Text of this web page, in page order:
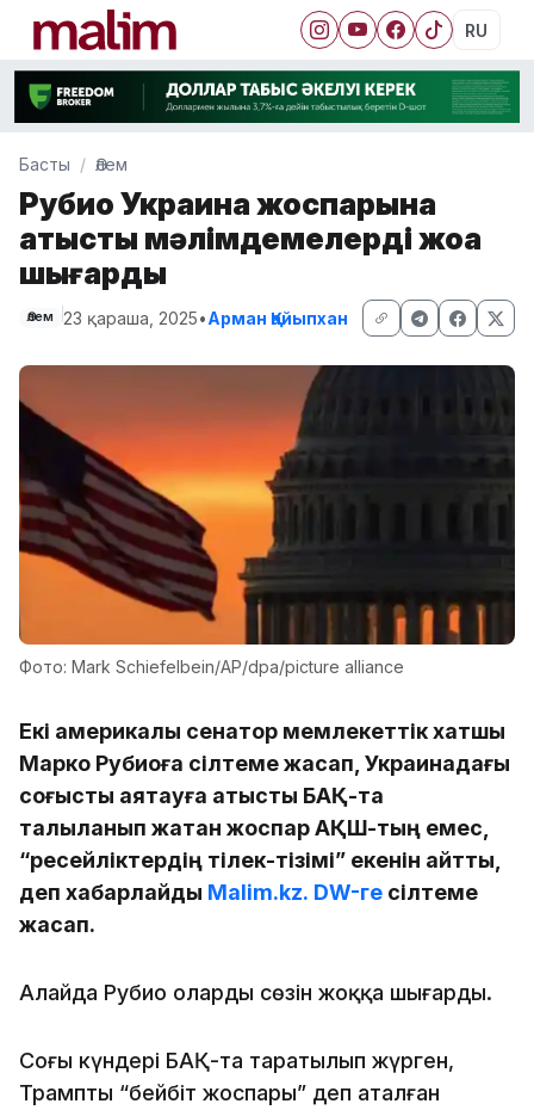
RU
Басты Әлем
Рубио Украина жоспарына
қатысты мәлімдемелерді жоққа
шығарды
Әлем 23 қараша, 2025•Арман Қайыпхан
Фото: Mark Schiefelbein/AP/dpa/picture alliance
Екі америкалық сенатор мемлекеттік хатшы
Марко Рубиоға сілтеме жасап, Украинадағы
соғысты аяқтауға қатысты БАҚ-та
талқыланып жатқан жоспар АҚШ-тың емес,
“ресейліктердің тілек-тізімі” екенін айтты,
деп хабарлайды Malim.kz. DW-ге сілтеме
жасап.
Алайда Рубио олардың сөзін жоққа шығарды.
Соңғы күндері БАҚ-та таратылып жүрген,
Трамптың “бейбіт жоспары” деп аталған